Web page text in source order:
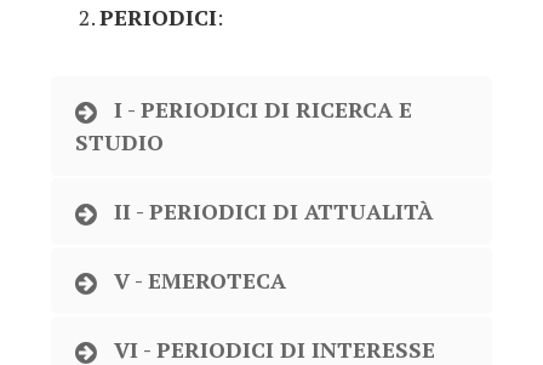
PERIODICI:
I - PERIODICI DI RICERCA E
STUDIO
II - PERIODICI DI ATTUALITÀ
V - EMEROTECA
VI - PERIODICI DI INTERESSE